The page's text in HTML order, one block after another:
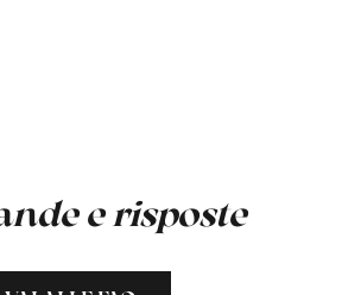
e risposte